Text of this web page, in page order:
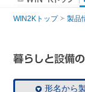
WIN2Kトップ 製品
形名から